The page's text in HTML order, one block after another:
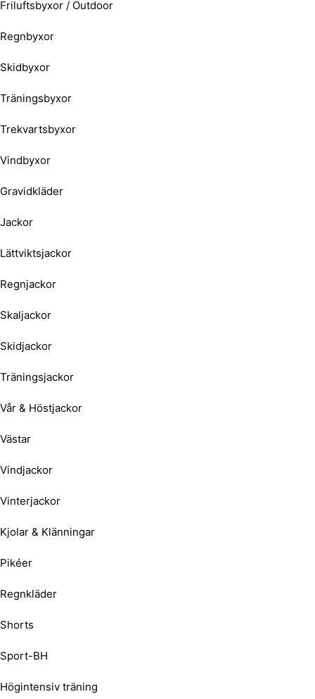
Friluftsbyxor / Outdoor
Regnbyxor
Skidbyxor
Träningsbyxor
Trekvartsbyxor
Vindbyxor
Gravidkläder
Jackor
Lättviktsjackor
Regnjackor
Skaljackor
Skidjackor
Träningsjackor
Vår & Höstjackor
Västar
Vindjackor
Vinterjackor
Kjolar & Klänningar
Pikéer
Regnkläder
Shorts
Sport-BH
Högintensiv träning